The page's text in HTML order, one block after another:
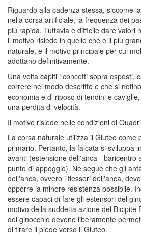
Riguardo alla cadenza stessa, siccome
nella corsa artificiale, la frequenza dei
più rapida. Tuttavia è difficile dare valori
il motivo risiede in quello che è il più
naturale, e il motivo principale per cui
adottano definitivamente.
Una volta capiti i concetti sopra esposti,
correre nel modo descritto e che si
economia e di riposo di tendini e
una perdita di velocità.
Il motivo risiede nelle condizioni di
La corsa naturale utilizza il Gluteo come
primario. Pertanto, la falcata si sviluppa
avanti (estensione dell'anca - baricentro
punto di appoggio). Ne segue che gli
dell'anca, ovvero i flessori dell'anca,
opporre la minore resistenza possibile.
essere capaci di fare gli estensori del
motivo della suddetta azione del Bicipite
del ginocchio devono liberamente
di tirare il piede verso il Gluteo.